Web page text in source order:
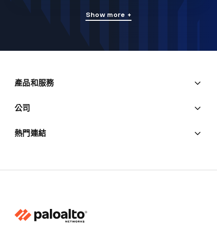
Show more +
產品和服務
公司
熱門連結